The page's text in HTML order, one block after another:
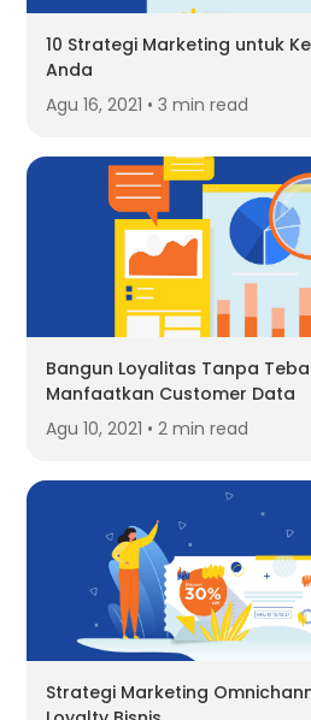
10 Strategi Marketing untuk
Anda
Agu 16, 2021 • 3 min read
Bangun Loyalitas Tanpa
Manfaatkan Customer Data
Agu 10, 2021 • 2 min read
Strategi Marketing